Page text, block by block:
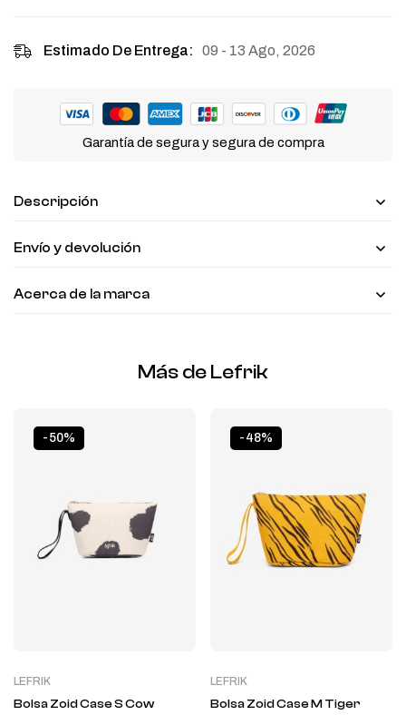
Estimado De Entrega: 09 - 13 Ago, 2026
Garantía de segura y segura de compra
Descripción
Envío y devolución
Acerca de la marca
Más de Lefrik
-50%
LEFRIK
Bolsa Zoid Case S Cow
-48%
LEFRIK
Bolsa Zoid Case M Tiger